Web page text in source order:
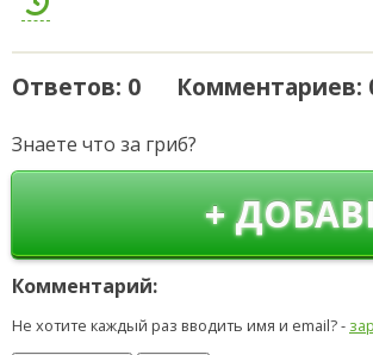
Ответов: 0 Комментариев:
Знаете что за гриб?
+
Комментарий:
Не хотите каждый раз вводить имя и email? -